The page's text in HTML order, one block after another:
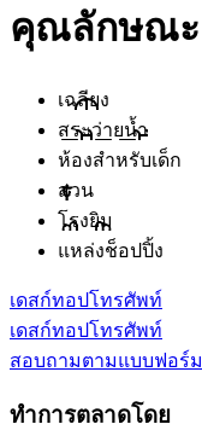
คุณลักษณะ
เฉลียง
สระว่ายน้ำ
ห้องสำหรับเด็ก
สวน
โรงยิม
แหล่งช็อปปิ้ง
เดสก์ทอปโทรศัพท์
เดสก์ทอปโทรศัพท์
สอบถามตามแบบฟอร์ม
ทำการตลาดโดย